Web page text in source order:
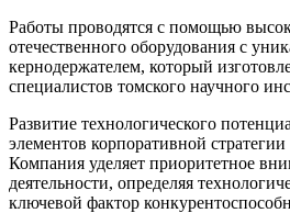
Работы проводятся с помощью
отечественного оборудования с
кернодержателем, который
специалистов томского научного
Развитие технологического
элементов корпоративной
Компания уделяет приоритетное
деятельности, определяя
ключевой фактор